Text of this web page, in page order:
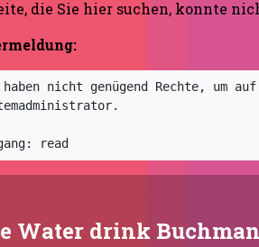
die Sie hier suchen, konnte
nicht genügend Rechte, um
read
Water drink